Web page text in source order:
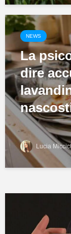
NEWS
La
dire
Lucia